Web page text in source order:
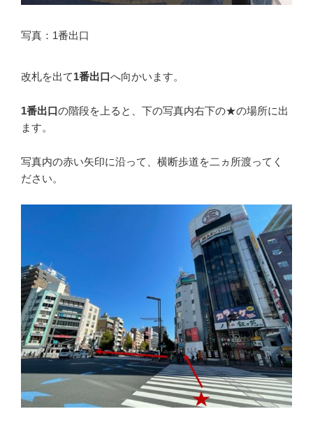
写真：1番出口
改札を出て1番出口へ向かいます。
1番出口の階段を上ると、下の写真内右下の★の場所に出
ます。
写真内の赤い矢印に沿って、横断歩道を二ヵ所渡ってく
ださい。